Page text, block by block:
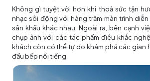
Không gì tuyệt vời hơn khi thoả sức tận
nhạc sôi động với hàng trăm màn trình
sân khấu khác nhau. Ngoài ra, bên cạnh
chụp ảnh với các tác phẩm điêu khắc
khách còn có thể tự do khám phá các gian
đầu bếp nổi tiếng.